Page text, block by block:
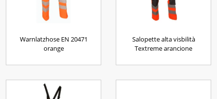
Warnlatzhose EN 20471
orange
Salopette alta visbilità
Textreme arancione